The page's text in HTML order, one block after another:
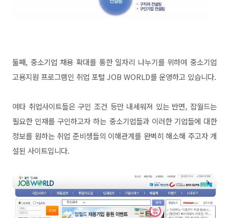
둘째, 중소기업 채용 확대를 통한 일자리 나누기를 위하여 중소기업
고용지원 프로그램인 취업 포털 JOB WORLD를 운영하고 있습니다.
여타 취업사이트들은 구인 조건 등만 내세워져 있는 반면, 잡월드는
필요한 인재를 구인하고자 하는 중소기업들과 이러한 기업들에 대한
정보를 원하는 취업 준비생들의 이해관계를 완벽히 해소해 주고자 개
설된 사이트입니다.